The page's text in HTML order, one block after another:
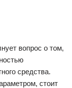
вопрос о том,
средства.
стоит